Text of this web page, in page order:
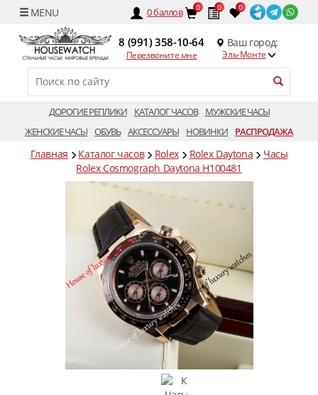
0баллов 0 0 0
8 (991) 358-10-64
Перезвоните мне
Ваш город:
Эль-Монте
ДОРОГИЕ РЕПЛИКИ КАТАЛОГ ЧАСОВ
МУЖСКИЕ ЧАСЫ
ЖЕНСКИЕ ЧАСЫ ОБУВЬ АКСЕССУАРЫ НОВИНКИ РАСПРОДАЖА
Главная Каталог часов Rolex Rolex Daytona
Часы
Rolex Cosmograph Daytona H100481